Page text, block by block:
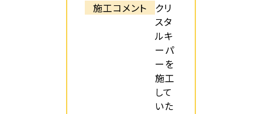
施工コメント
クリ
スタ
ルキ
ーパ
ーを
施工
して
いた